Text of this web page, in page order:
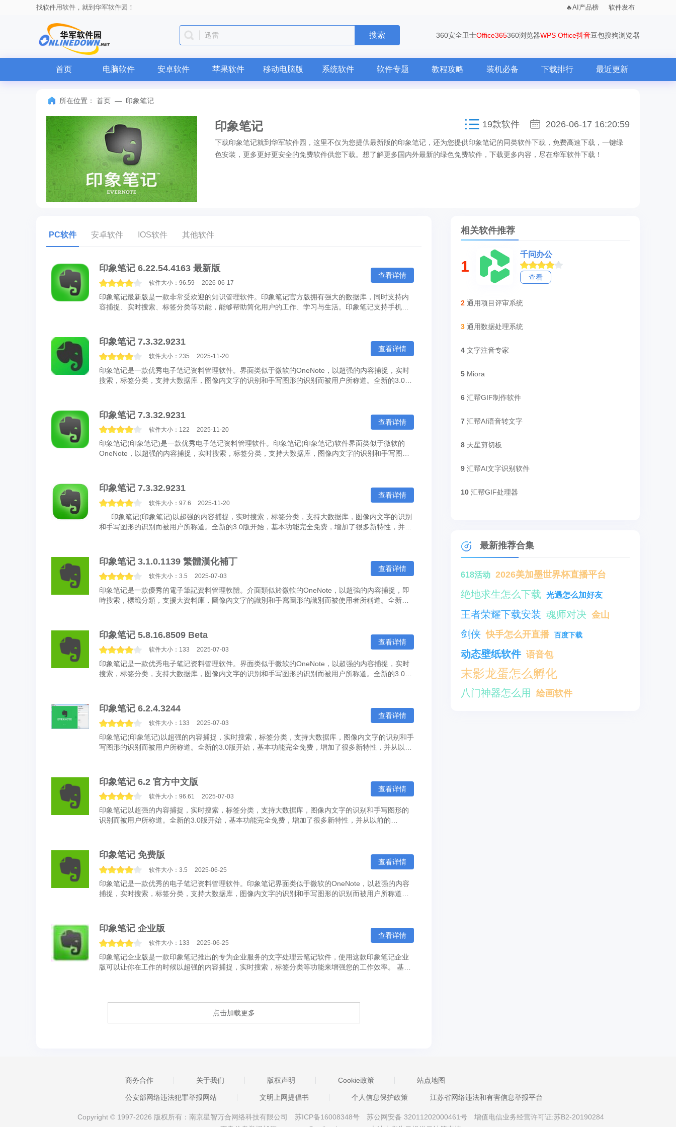
找软件用软件，就到华军软件园！ AI产品榜 软件发布
迅雷 搜索 360安全卫士Office365360浏览器WPS Office抖音豆包搜狗浏览器
首页 电脑软件 安卓软件 苹果软件 移动电脑版 系统软件 软件专题 教程攻略 装机必备 下载排行 最近更新
所在位置： 首页 — 印象笔记
印象笔记 2026-06-17 16:20:59
19款软件
下载印象笔记就到华军软件园，这里不仅为您提供最新版的印象笔记，还为您提供印象笔记的同类软件下载，免费高速下载，一键绿
色安装，更多更好更安全的免费软件供您下载。想了解更多国内外最新的绿色免费软件，下载更多内容，尽在华军软件下载！
PC软件 安卓软件 IOS软件 其他软件
印象笔记 6.22.54.4163 最新版
软件大小：96.59 2026-06-17
印象笔记最新版是一款非常受欢迎的知识管理软件。印象笔记官方版拥有强大的数据库，同时支持内
容捕捉、实时搜索、标签分类等功能，能够帮助简化用户的工作、学习与生活。印象笔记支持手机、
查看详情
印象笔记 7.3.32.9231
软件大小：235 2025-11-20
印象笔记是一款优秀电子笔记资料管理软件。界面类似于微软的OneNote，以超强的内容捕捉，实时
搜索，标签分类，支持大数据库，图像内文字的识别和手写图形的识别而被用户所称道。全新的3.0版
查看详情
印象笔记 7.3.32.9231
软件大小：122 2025-11-20
印象笔记(印象笔记)是一款优秀电子笔记资料管理软件。印象笔记(印象笔记)软件界面类似于微软的
OneNote，以超强的内容捕捉，实时搜索，标签分类，支持大数据库，图像内文字的识别和手写图形
查看详情
印象笔记 7.3.32.9231
软件大小：97.6 2025-11-20
印象笔记(印象笔记)以超强的内容捕捉，实时搜索，标签分类，支持大数据库，图像内文字的识别
和手写图形的识别而被用户所称道。全新的3.0版开始，基本功能完全免费，增加了很多新特性，并从
查看详情
印象笔记 3.1.0.1139 繁體漢化補丁
软件大小：3.5 2025-07-03
印象笔记是一款優秀的電子筆記資料管理軟體。介面類似於微軟的OneNote，以超強的內容捕捉，即
時搜索，標籤分類，支援大資料庫，圖像內文字的識別和手寫圖形的識別而被使用者所稱道。全新的
查看详情
印象笔记 5.8.16.8509 Beta
软件大小：133 2025-07-03
印象笔记是一款优秀电子笔记资料管理软件。界面类似于微软的OneNote，以超强的内容捕捉，实时
搜索，标签分类，支持大数据库，图像内文字的识别和手写图形的识别而被用户所称道。全新的3.0版
查看详情
印象笔记 6.2.4.3244
软件大小：133 2025-07-03
印象笔记(印象笔记)以超强的内容捕捉，实时搜索，标签分类，支持大数据库，图像内文字的识别和手
写图形的识别而被用户所称道。全新的3.0版开始，基本功能完全免费，增加了很多新特性，并从以前
查看详情
印象笔记 6.2 官方中文版
软件大小：96.61 2025-07-03
印象笔记以超强的内容捕捉，实时搜索，标签分类，支持大数据库，图像内文字的识别和手写图形的
识别而被用户所称道。全新的3.0版开始，基本功能完全免费，增加了很多新特性，并从以前的
查看详情
印象笔记 免费版
软件大小：3.5 2025-06-25
印象笔记是一款优秀的电子笔记资料管理软件。印象笔记界面类似于微软的OneNote，以超强的内容
捕捉，实时搜索，标签分类，支持大数据库，图像内文字的识别和手写图形的识别而被用户所称道。
查看详情
印象笔记 企业版
软件大小：133 2025-06-25
印象笔记企业版是一款印象笔记推出的专为企业服务的文字处理云笔记软件，使用这款印象笔记企业
版可以让你在工作的时候以超强的内容捕捉，实时搜索，标签分类等功能来增强您的工作效率。 基本
查看详情
点击加载更多
相关软件推荐
1
千问办公
查看
2 通用项目评审系统
3 通用数据处理系统
4 文字注音专家
5 Miora
6 汇帮GIF制作软件
7 汇帮AI语音转文字
8 天星剪切板
9 汇帮AI文字识别软件
10 汇帮GIF处理器
最新推荐合集
618活动 2026美加墨世界杯直播平台
绝地求生怎么下载 光遇怎么加好友
王者荣耀下载安装 魂师对决 金山
剑侠 快手怎么开直播 百度下载
动态壁纸软件 语音包
末影龙蛋怎么孵化
八门神器怎么用 绘画软件
商务合作 关于我们 版权声明 Cookie政策 站点地图
公安部网络违法犯罪举报网站 文明上网提倡书 个人信息保护政策 江苏省网络违法和有害信息举报平台
Copyright © 1997-2026 版权所有：南京星智万合网络科技有限公司 苏ICP备16008348号 苏公网安备 32011202000461号
增值电信业务经营许可证:苏B2-20190284